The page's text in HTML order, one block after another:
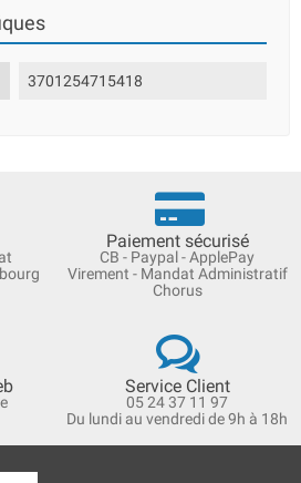
3701254715418
Paiement sécurisé
CB - Paypal - ApplePay
Virement - Mandat Administratif
Chorus
Service Client
05 24 37 11 97
Du lundi au vendredi de 9h à 18h